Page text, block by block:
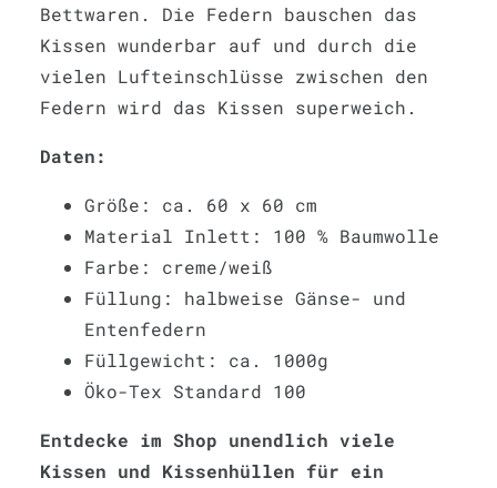
Bettwaren. Die Federn bauschen das
Kissen wunderbar auf und durch die
vielen Lufteinschlüsse zwischen den
Federn wird das Kissen superweich.
Daten:
Größe: ca. 60 x 60 cm
Material Inlett: 100 % Baumwolle
Farbe: creme/weiß
Füllung: halbweise Gänse- und
Entenfedern
Füllgewicht: ca. 1000g
Öko-Tex Standard 100
Entdecke im Shop unendlich viele
Kissen und Kissenhüllen für ein